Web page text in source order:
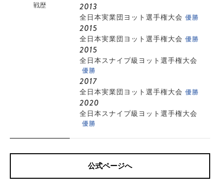
戦歴 2013
全日本実業団ヨット選手権大会 優勝
2015
全日本実業団ヨット選手権大会 優勝
2015
全日本スナイプ級ヨット選手権大会
優勝
2017
全日本実業団ヨット選手権大会 優勝
2020
全日本スナイプ級ヨット選手権大会
優勝
公式ページへ